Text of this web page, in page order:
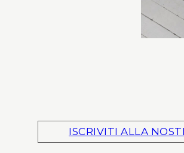
ISCRIVITI ALLA